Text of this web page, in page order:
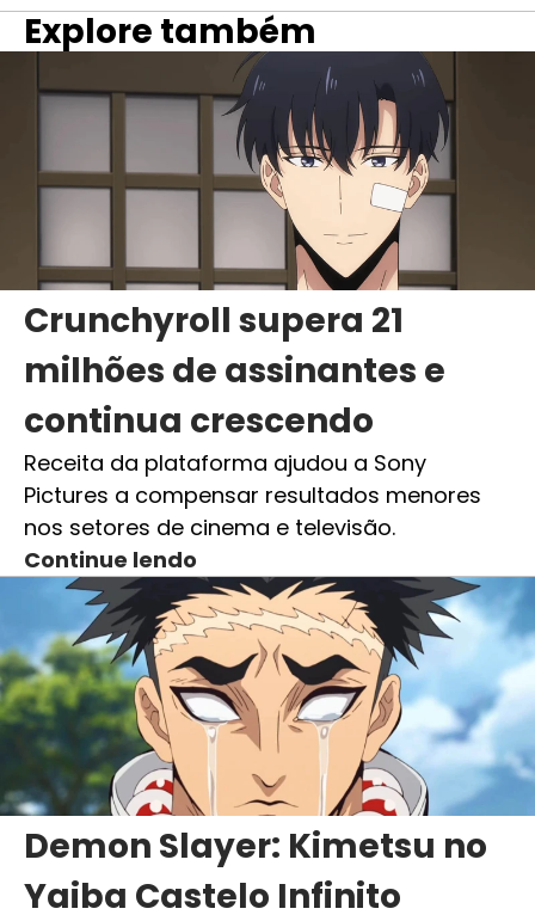
Explore também
Crunchyroll supera 21
milhões de assinantes e
continua crescendo
Receita da plataforma ajudou a Sony
Pictures a compensar resultados menores
nos setores de cinema e televisão.
Continue lendo
Demon Slayer: Kimetsu no
Yaiba Castelo Infinito